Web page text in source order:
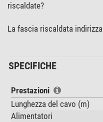
riscaldate?
La fascia riscaldata
SPECIFICHE
Prestazioni
Lunghezza del cavo (m)
Alimentatori